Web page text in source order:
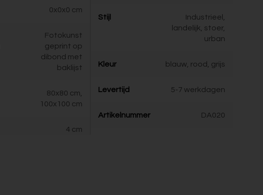
0x0x0 cm
Fotokunst
geprint op
dibond met
baklijst
80x80 cm,
100x100 cm
4 cm
Stijl
Industrieel,
landelijk, stoer,
urban
Kleur blauw, rood, grijs
Levertijd 5-7 werkdagen
Artikelnummer DA020